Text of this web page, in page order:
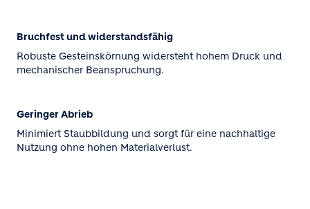
Bruchfest und widerstandsfähig
Robuste Gesteinskörnung widersteht hohem Druck und
mechanischer Beanspruchung.
Geringer Abrieb
Minimiert Staubbildung und sorgt für eine nachhaltige
Nutzung ohne hohen Materialverlust.